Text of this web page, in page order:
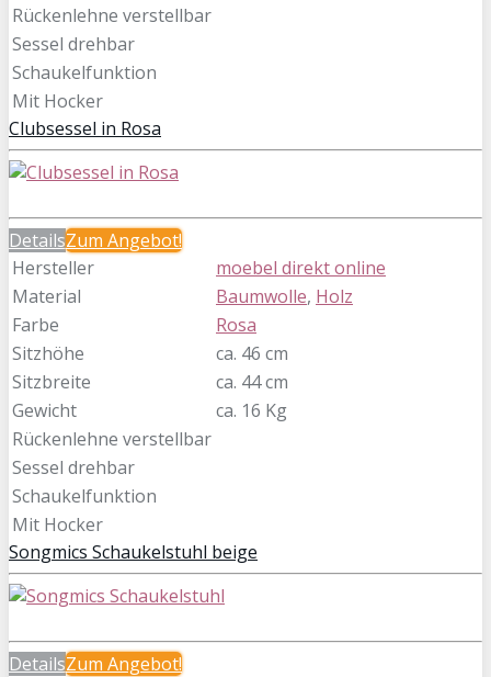
Rückenlehne verstellbar
Sessel drehbar
Schaukelfunktion
Mit Hocker
Clubsessel in Rosa
DetailsZum Angebot!
Hersteller
moebel direkt online
Material
Baumwolle, Holz
Farbe
Rosa
Sitzhöhe
ca. 46 cm
Sitzbreite
ca. 44 cm
Gewicht
ca. 16 Kg
Rückenlehne verstellbar
Sessel drehbar
Schaukelfunktion
Mit Hocker
Songmics Schaukelstuhl beige
DetailsZum Angebot!